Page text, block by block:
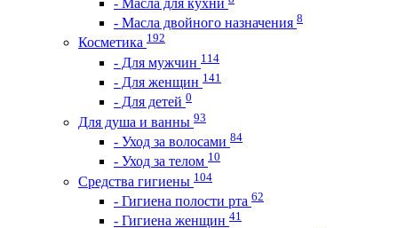
- Масла двойного назначения 8
Косметика 192
- Для мужчин 114
- Для женщин 141
- Для детей 0
Для душа и ванны 93
- Уход за волосами 84
- Уход за телом 10
Средства гигиены 104
- Гигиена полости рта 62
- Гигиена женщин 41